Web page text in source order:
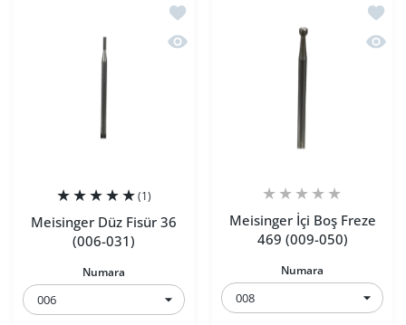
İstek listesine ekle Meisinger Düz
Hızlı Görünüm Meisinger Düz Fisür
(1)
Meisinger Düz Fisür 36
(006-031)
Numara
İstek
Hızlı
Meisinger İçi Boş Freze
469 (009-050)
Numara